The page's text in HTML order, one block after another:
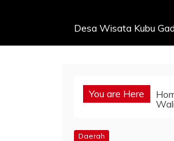
Desa Wisata Kubu
You are Here
Daerah